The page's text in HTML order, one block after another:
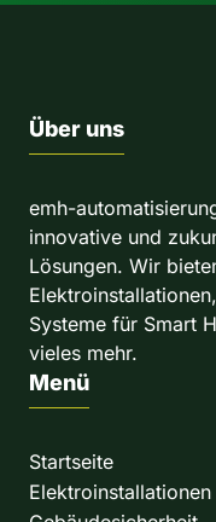
Über uns
emh-
innovative und
Lösungen. Wir
Systeme für Smart
vieles mehr.
Menü
Startseite
Elektroinstallationen